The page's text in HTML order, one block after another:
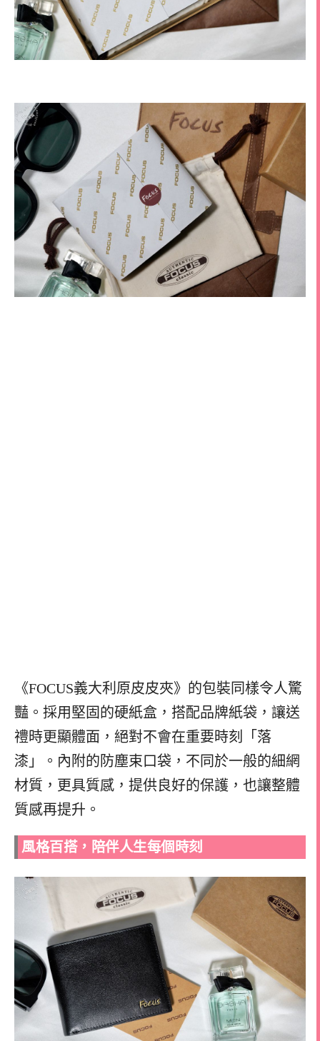
《FOCUS義大利原皮皮夾》的包裝同樣令人驚
豔。採用堅固的硬紙盒，搭配品牌紙袋，讓送
禮時更顯體面，絕對不會在重要時刻「落
漆」。內附的防塵束口袋，不同於一般的細網
材質，更具質感，提供良好的保護，也讓整體
質感再提升。
風格百搭，陪伴人生每個時刻